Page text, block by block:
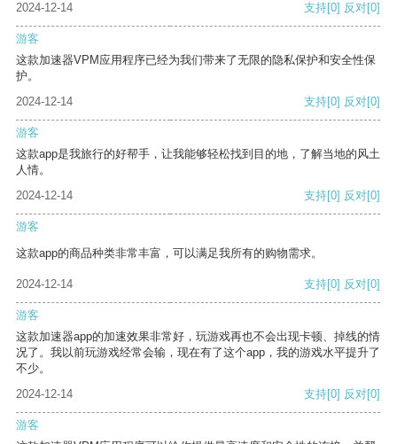
2024-12-14 支持[0] 反对[0]
游客
这款加速器VPM应用程序已经为我们带来了无限的隐私保护和安全性保
护。
2024-12-14
支持[0] 反对[0]
游客
这款app是我旅行的好帮手，让我能够轻松找到目的地，了解当地的风土
人情。
2024-12-14
支持[0] 反对[0]
游客
这款app的商品种类非常丰富，可以满足我所有的购物需求。
2024-12-14 支持[0] 反对[0]
游客
这款加速器app的加速效果非常好，玩游戏再也不会出现卡顿、掉线的情
况了。我以前玩游戏经常会输，现在有了这个app，我的游戏水平提升了
不少。
2024-12-14
支持[0] 反对[0]
游客